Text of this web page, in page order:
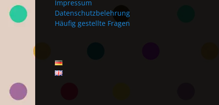
Impressum
Datenschutzbelehrung
Häufig gestellte Fragen